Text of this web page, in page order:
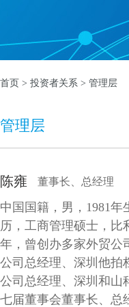
首页 > 投资者关系 > 管理层
管理层
陈雍 董事长、总经理
中国国籍，男，1981
历，工商管理硕士，比
年，曾创办多家外贸公
公司总经理、深圳他拍
公司总经理、深圳和山
七届董事会董事长、总